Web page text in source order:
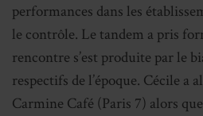
performances dans les
le contrôle. Le tandem a pris
rencontre s’est produite par le
respectifs de l’époque. Cécile
Carmine Café (Paris 7) alors